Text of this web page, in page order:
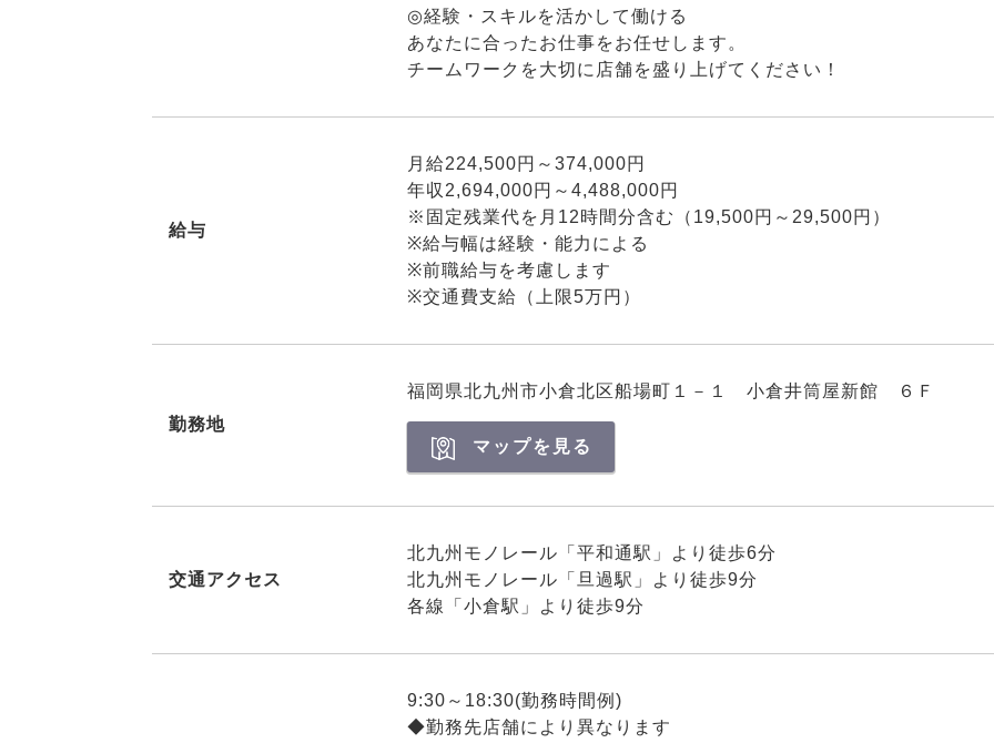
◎経験・スキルを活かして働ける
あなたに合ったお仕事をお任せします。
チームワークを大切に店舗を盛り上げてください！
給与
月給224,500円～374,000円
年収2,694,000円～4,488,000円
※固定残業代を月12時間分含む（19,500円～29,500円）
※給与幅は経験・能力による
※前職給与を考慮します
※交通費支給（上限5万円）
勤務地
福岡県北九州市小倉北区船場町１－１ 小倉井筒屋新館 ６Ｆ
マップを見る
交通アクセス
北九州モノレール「平和通駅」より徒歩6分
北九州モノレール「旦過駅」より徒歩9分
各線「小倉駅」より徒歩9分
9:30～18:30(勤務時間例)
◆勤務先店舗により異なります